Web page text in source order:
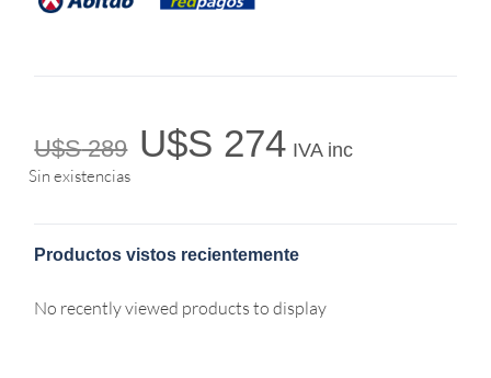
U$S289 U$S 274 IVA inc
Sin existencias
Productos vistos recientemente
No recently viewed products to display